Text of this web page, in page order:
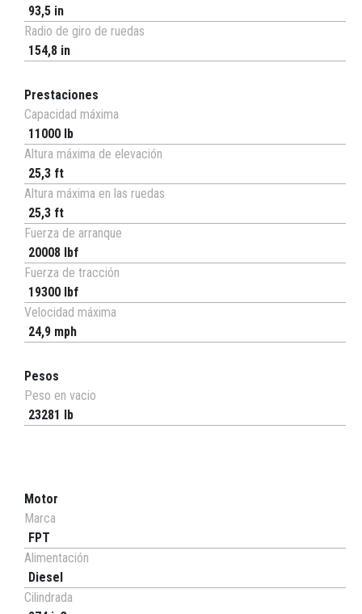
93,5 in
Radio de giro de ruedas
154,8 in
Prestaciones
Capacidad máxima
11000 lb
Altura máxima de elevación
25,3 ft
Altura máxima en las ruedas
25,3 ft
Fuerza de arranque
20008 lbf
Fuerza de tracción
19300 lbf
Velocidad máxima
24,9 mph
Pesos
Peso en vacio
23281 lb
Motor
Marca
FPT
Alimentación
Diesel
Cilindrada